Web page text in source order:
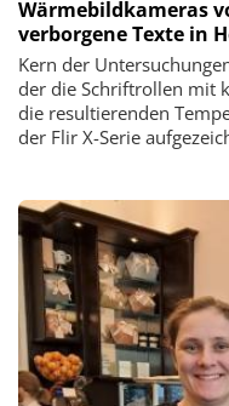
Wärmebildkameras
verborgene Texte in
Kern der
der die Schriftrollen mit
die resultierenden
der Flir X-Serie